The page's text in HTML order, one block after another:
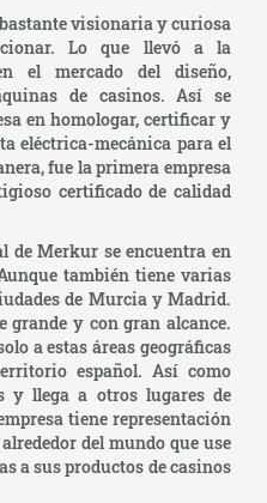
visionaria y curiosa
Lo que llevó a la
el mercado del diseño,
de casinos. Así se
en homologar, certificar y
eléctrica-mecánica para el
fue la primera empresa
certificado de calidad
de Merkur se encuentra en
también tiene varias
de Murcia y Madrid.
grande y con gran alcance.
a estas áreas geográficas
español. Así como
y llega a otros lugares de
tiene representación
del mundo que use
a sus productos de casinos